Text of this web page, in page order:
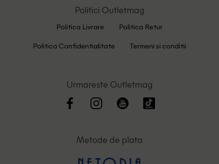
Politici Outletmag
Politica Livrare Politica Retur
Politica Confidentialitate Termeni si conditii
Urmareste Outletmag
Metode de plata